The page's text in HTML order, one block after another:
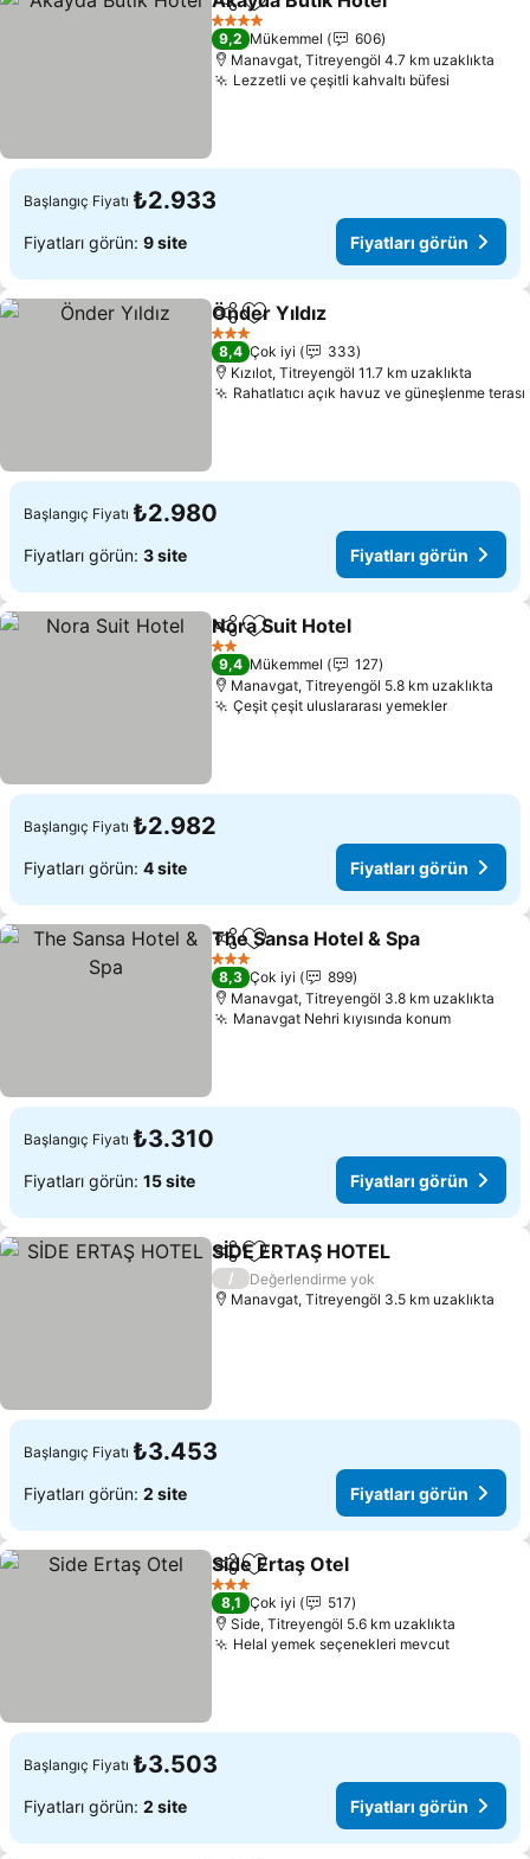
PaylaşFavorilerime ekle
4 Yıldız
9,2 Mükemmel
606
Manavgat, Titreyengöl 4.7 km uzaklıkta
Lezzetli ve çeşitli kahvaltı büfesi
Başlangıç Fiyatı ₺2.933
Fiyatları görün: 9 site Fiyatları görün
PaylaşFavorilerime ekle
Önder Yıldız
3 Yıldız
8,4 Çok iyi
333
Kızılot, Titreyengöl 11.7 km uzaklıkta
Rahatlatıcı açık havuz ve güneşlenme terası
Başlangıç Fiyatı ₺2.980
Fiyatları görün: 3 site Fiyatları görün
PaylaşFavorilerime ekle
Nora Suit Hotel
2 Yıldız
9,4 Mükemmel
127
Manavgat, Titreyengöl 5.8 km uzaklıkta
Çeşit çeşit uluslararası yemekler
Başlangıç Fiyatı ₺2.982
Fiyatları görün: 4 site Fiyatları görün
PaylaşFavorilerime ekle
The Sansa Hotel & Spa
3 Yıldız
8,3 Çok iyi
899
Manavgat, Titreyengöl 3.8 km uzaklıkta
Manavgat Nehri kıyısında konum
Başlangıç Fiyatı ₺3.310
Fiyatları görün: 15 site Fiyatları görün
PaylaşFavorilerime ekle
SİDE ERTAŞ HOTEL
/
Değerlendirme yok
Manavgat, Titreyengöl 3.5 km uzaklıkta
Başlangıç Fiyatı ₺3.453
Fiyatları görün: 2 site Fiyatları görün
PaylaşFavorilerime ekle
Side Ertaş Otel
3 Yıldız
8,1 Çok iyi
517
Side, Titreyengöl 5.6 km uzaklıkta
Helal yemek seçenekleri mevcut
Başlangıç Fiyatı ₺3.503
Fiyatları görün: 2 site Fiyatları görün